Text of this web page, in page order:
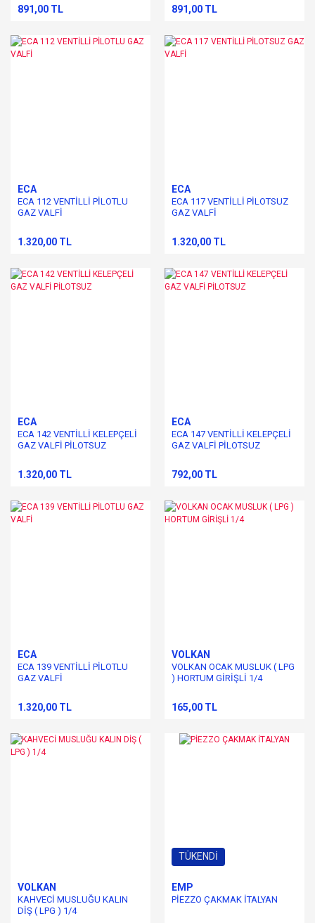
891,00 TL 891,00 TL
ECA
ECA 112 VENTİLLİ PİLOTLU
GAZ VALFİ
1.320,00 TL
ECA
ECA 117 VENTİLLİ PİLOTSUZ
GAZ VALFİ
1.320,00 TL
ECA
ECA 142 VENTİLLİ KELEPÇELİ
GAZ VALFİ PİLOTSUZ
1.320,00 TL
ECA
ECA 147 VENTİLLİ KELEPÇELİ
GAZ VALFİ PİLOTSUZ
792,00 TL
ECA
ECA 139 VENTİLLİ PİLOTLU
GAZ VALFİ
1.320,00 TL
VOLKAN
VOLKAN OCAK MUSLUK ( LPG
) HORTUM GİRİŞLİ 1/4
165,00 TL
VOLKAN
KAHVECİ MUSLUĞU KALIN
DİŞ ( LPG ) 1/4
TÜKENDİ
EMP
PİEZZO ÇAKMAK İTALYAN